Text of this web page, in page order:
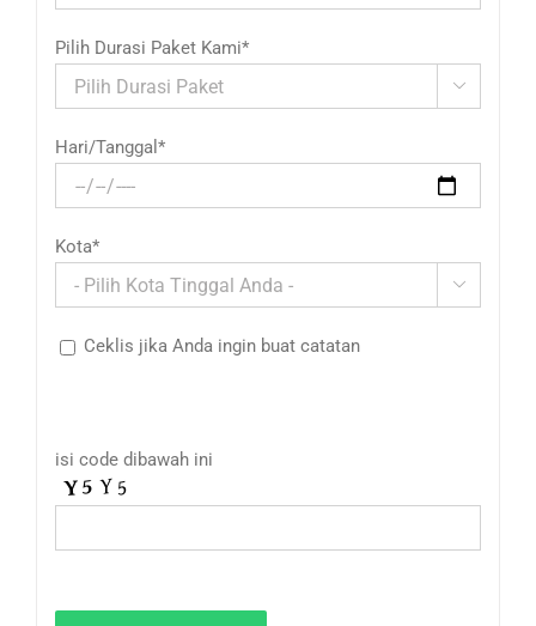
Pilih Durasi Paket Kami*

Hari/Tanggal*
Kota*

Ceklis jika Anda ingin buat catatan
isi code dibawah ini